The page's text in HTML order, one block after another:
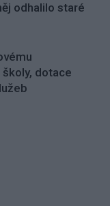
odhalilo staré
dotace